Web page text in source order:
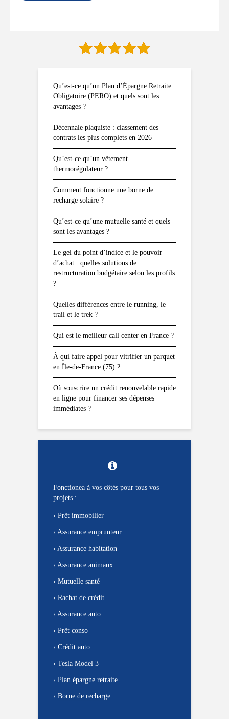
Qu’est-ce qu’un Plan d’Épargne Retraite
Obligatoire (PERO) et quels sont les
avantages ?
Décennale plaquiste : classement des
contrats les plus complets en 2026
Qu’est-ce qu’un vêtement
thermorégulateur ?
Comment fonctionne une borne de
recharge solaire ?
Qu’est-ce qu’une mutuelle santé et quels
sont les avantages ?
Le gel du point d’indice et le pouvoir
d’achat : quelles solutions de
restructuration budgétaire selon les profils
?
Quelles différences entre le running, le
trail et le trek ?
Qui est le meilleur call center en France ?
À qui faire appel pour vitrifier un parquet
en Île-de-France (75) ?
Où souscrire un crédit renouvelable rapide
en ligne pour financer ses dépenses
immédiates ?
Fonctionea à vos côtés pour tous vos
projets :
› Prêt immobilier
› Assurance emprunteur
› Assurance habitation
› Assurance animaux
› Mutuelle santé
› Rachat de crédit
› Assurance auto
› Prêt conso
› Crédit auto
› Tesla Model 3
› Plan épargne retraite
› Borne de recharge